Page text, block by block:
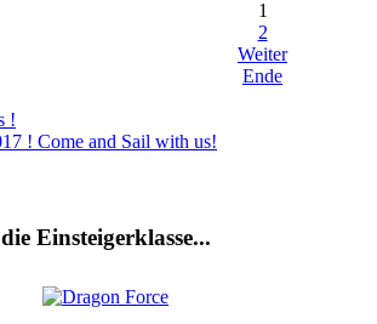
1
2
Weiter
Ende
die Einsteigerklasse...